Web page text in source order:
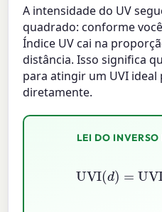
A intensidade do UV
quadrado: conforme
Índice UV cai na
distância. Isso significa
para atingir um UVI ideal
diretamente.
LEI DO